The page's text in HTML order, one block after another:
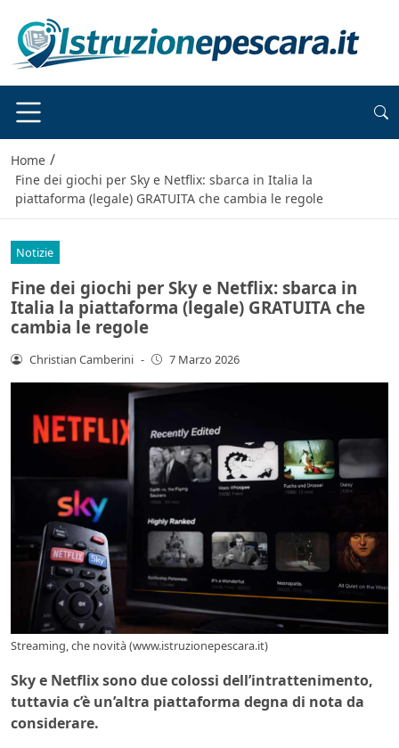
Home /
Fine dei giochi per Sky e Netflix: sbarca in Italia la
piattaforma (legale) GRATUITA che cambia le regole
Notizie
Fine dei giochi per Sky e Netflix: sbarca in
Italia la piattaforma (legale) GRATUITA che
cambia le regole
Christian Camberini - 7 Marzo 2026
Streaming, che novità (www.istruzionepescara.it)
Sky e Netflix sono due colossi dell’intrattenimento,
tuttavia c’è un’altra piattaforma degna di nota da
considerare.